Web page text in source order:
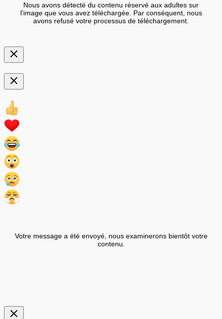
Nous avons détecté du contenu réservé aux adultes sur
l'image que vous avez téléchargée. Par conséquent, nous
avons refusé votre processus de téléchargement.
Votre message a été envoyé, nous examinerons bientôt votre
contenu.